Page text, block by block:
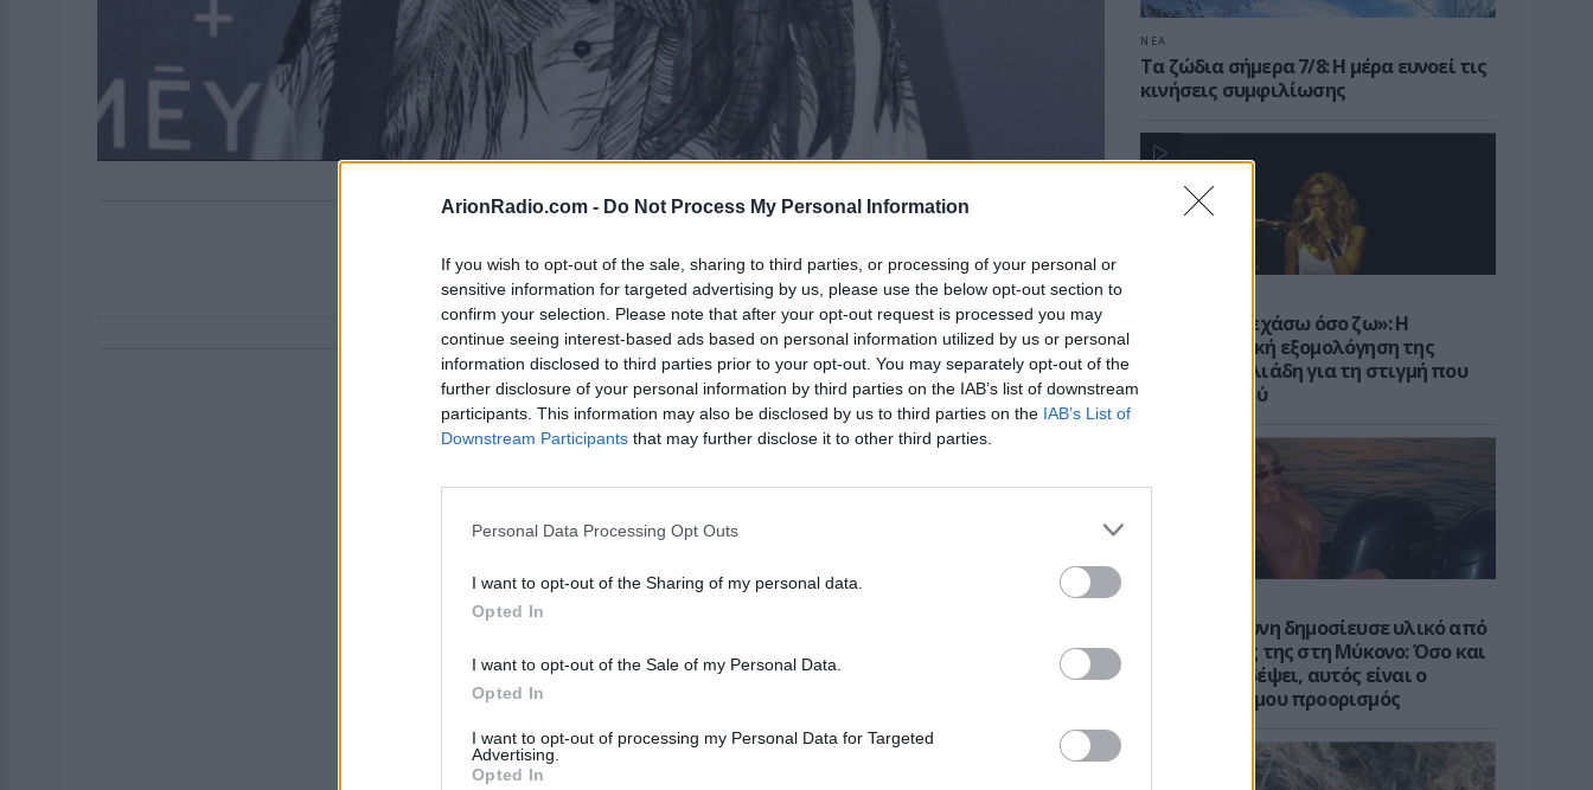
ArionRadio.com - Do Not Process My Personal Information
If you wish to opt-out of the sale, sharing to third parties, or processing of your personal or
sensitive information for targeted advertising by us, please use the below opt-out section to
confirm your selection. Please note that after your opt-out request is processed you may
continue seeing interest-based ads based on personal information utilized by us or personal
information disclosed to third parties prior to your opt-out. You may separately opt-out of the
further disclosure of your personal information by third parties on the IAB’s list of downstream
participants. This information may also be disclosed by us to third parties on the IAB’s List of
Downstream Participants that may further disclose it to other third parties.
Personal Data Processing Opt Outs
I want to opt-out of the Sharing of my personal data.
Opted In
I want to opt-out of the Sale of my Personal Data.
Opted In
I want to opt-out of processing my Personal Data for Targeted
Advertising.
Opted In
ΔΙΑΦΗΜΙΣΗ
ΔΙΑΦΗΜΙΣΗ
ΝΕΑ
Τα ζώδια σήμερα 7/8: Η μέρα ευνοεί τις
κινήσεις συμφιλίωσης
«Δεν θα το ξεχάσω όσο ζω»: Η
συγκλονιστική εξομολόγηση της
Αγγελικής Ηλιάδη για τη στιγμή που
είδε τον Ιησού
Η Ιωάννα Τούνη δημοσίευσε υλικό από
τις διακοπές της στη Μύκονο: Όσο και
αν έχω ταξιδέψει, αυτός είναι ο
αγαπημένος μου προορισμός